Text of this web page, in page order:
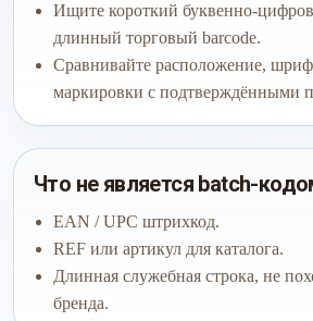
Ищите короткий буквенно-
длинный торговый barcode.
Сравнивайте расположение,
маркировки с подтверждёнными
Что не является batch-
EAN / UPC штрихкод.
REF или артикул для каталога.
Длинная служебная строка, не
бренда.